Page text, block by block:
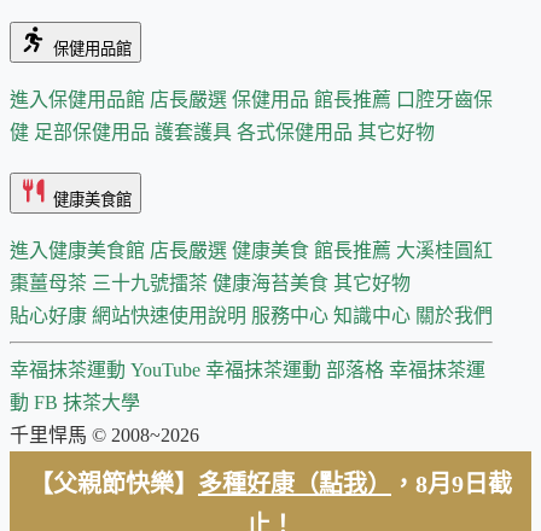
保健用品館
進入保健用品館 店長嚴選 保健用品 館長推薦 口腔牙齒保
健 足部保健用品 護套護具 各式保健用品 其它好物
健康美食館
進入健康美食館 店長嚴選 健康美食 館長推薦 大溪桂圓紅
棗薑母茶 三十九號擂茶 健康海苔美食 其它好物
貼心好康 網站快速使用說明 服務中心 知識中心 關於我們
幸福抹茶運動 YouTube 幸福抹茶運動 部落格 幸福抹茶運
動 FB 抹茶大學
千里悍馬 © 2008~2026
【父親節快樂】 多種好康（點我）
，8月9日截
止！